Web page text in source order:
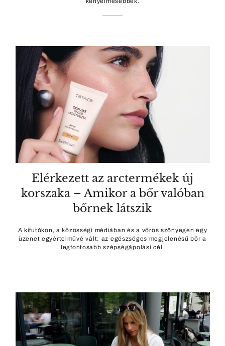
Elérkezett az arctermékek új
korszaka – Amikor a bőr valóban
bőrnek látszik
A kifutókon, a közösségi médiában és a vörös szőnyegen egy
üzenet egyértelművé vált: az egészséges megjelenésű bőr a
legfontosabb szépségápolási cél.